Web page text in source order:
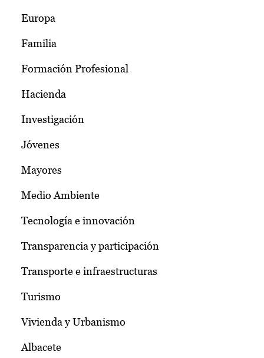
Europa
Familia
Formación Profesional
Hacienda
Investigación
Jóvenes
Mayores
Medio Ambiente
Tecnología e innovación
Transparencia y participación
Transporte e infraestructuras
Turismo
Vivienda y Urbanismo
Albacete